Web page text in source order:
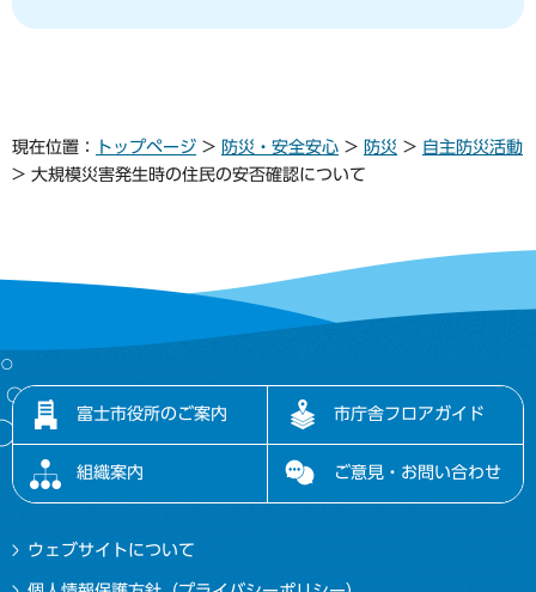
現在位置： トップページ > 防災・安全安心 > 防災 > 自主防災活動
> 大規模災害発生時の住民の安否確認について
富士市役所のご案内 市庁舎フロアガイド
組織案内 ご意見・お問い合わせ
ウェブサイトについて